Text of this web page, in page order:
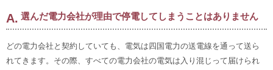
選んだ電力会社が理由で停電してしまうことはありません
どの電力会社と契約していても、電気は四国電力の送電線を通って送ら
れてきます。その際、すべての電力会社の電気は入り混じって届けられ